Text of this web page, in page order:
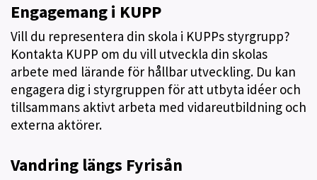
Engagemang i KUPP
Vill du representera din skola i KUPPs styrgrupp?
Kontakta KUPP om du vill utveckla din skolas
arbete med lärande för hållbar utveckling. Du kan
engagera dig i styrgruppen för att utbyta idéer och
tillsammans aktivt arbeta med vidareutbildning och
externa aktörer.
Vandring längs Fyrisån